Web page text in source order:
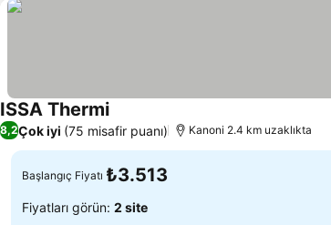
ISSA ThermiFiyatları görün
8,2Çok iyi (75 misafir puanı) Kanoni 2.4 km uzaklıkta
Başlangıç Fiyatı ₺3.513
Fiyatları görün: 2 site